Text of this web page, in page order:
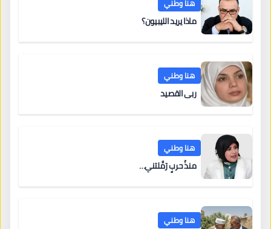
هنا وطني
ماذا يريد الليبيون؟
هنا وطني
ربى القصيد
هنا وطني
منذُ حربٍ رَمَّلتني…
هنا وطني